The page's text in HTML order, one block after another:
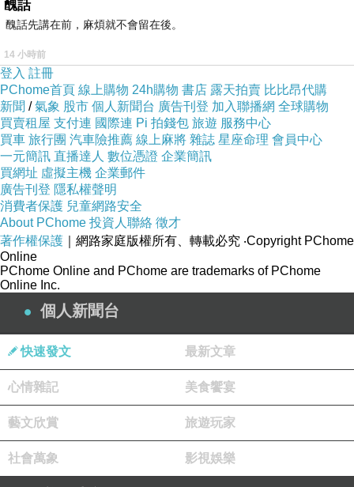
醜話
醜話先講在前，麻煩就不會留在後。
14 小時前
登入 註冊
PChome首頁 線上購物 24h購物 書店 露天拍賣 比比昂代購
新聞 /氣象 股市 個人新聞台 廣告刊登 加入聯播網 全球購物
買賣租屋 支付連 國際連 Pi 拍錢包 旅遊 服務中心
買車 旅行團 汽車險推薦 線上麻將 雜誌 星座命理 會員中心
一元簡訊 直播達人 數位憑證 企業簡訊
買網址 虛擬主機 企業郵件
廣告刊登 隱私權聲明
消費者保護 兒童網路安全
About PChome 投資人聯絡 徵才
著作權保護 ｜網路家庭版權所有、轉載必究 ‧Copyright PChome
Online
PChome Online and PChome are trademarks of PChome
Online Inc.
個人新聞台
快速發文 最新文章
心情雜記 美食饗宴
藝文欣賞 旅遊玩家
社會萬象 影視娛樂